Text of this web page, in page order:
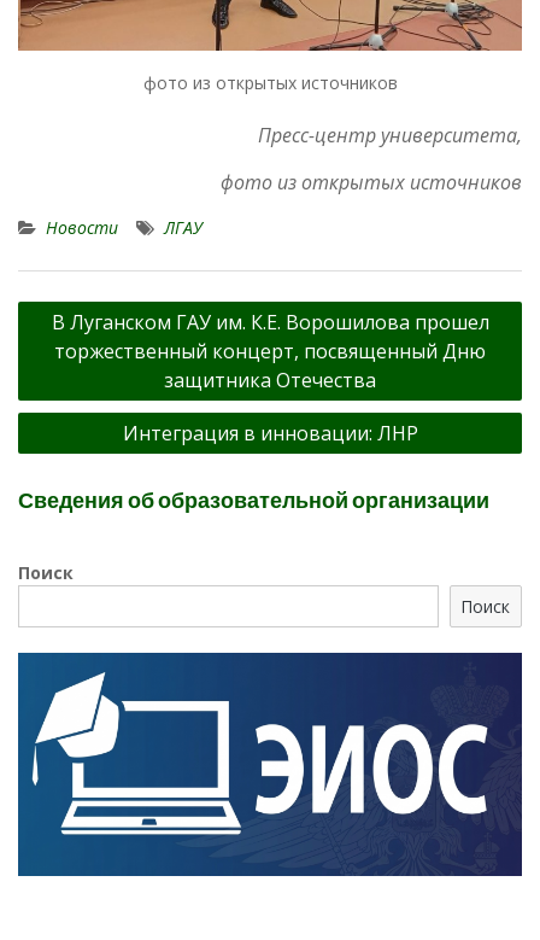
фото из открытых источников
Пресс-центр университета,
фото из открытых источников
Новости ЛГАУ
Навигация
В Луганском ГАУ им. К.Е. Ворошилова прошел
торжественный концерт, посвященный Дню
защитника Отечества
Интеграция в инновации: ЛНР
Сведения об образовательной организации
Поиск
Поиск